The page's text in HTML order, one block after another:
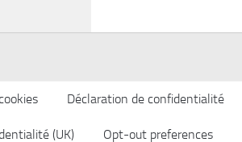
Déclaration de confidentialité
(UK) Opt-out preferences